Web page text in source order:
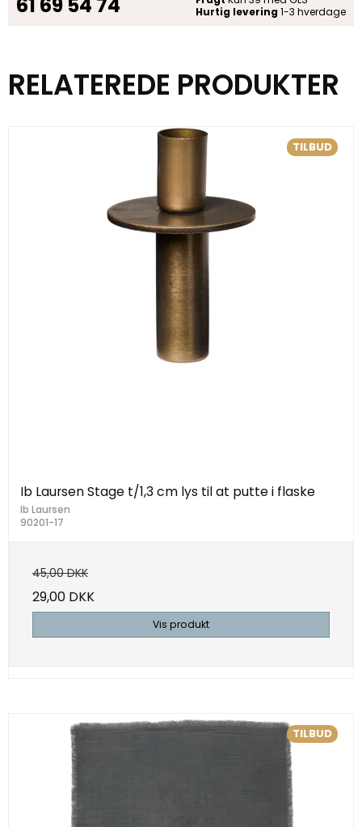
Hurtig levering 1-3 hverdage
RELATEREDE PRODUKTER
TILBUD
Ib Laursen Stage t/1,3 cm lys til at putte i flaske
Ib Laursen
90201-17
45,00 DKK
29,00 DKK
Vis produkt
TILBUD